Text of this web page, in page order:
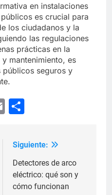
en instalaciones
es crucial para
los ciudadanos y la
las regulaciones
prácticas en la
mantenimiento, es
públicos seguros y
Email
Siguiente:
Detectores de arco
eléctrico: qué son y
cómo funcionan